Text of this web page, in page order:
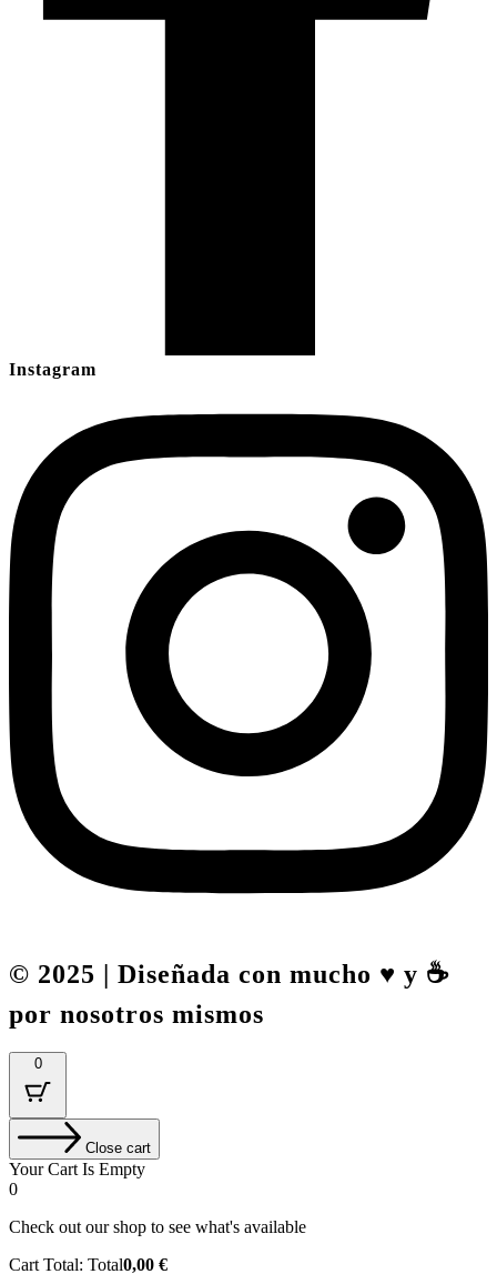
Instagram
© 2025 | Diseñada con mucho ♥️ y ☕
por nosotros mismos
0
Close cart
Your Cart Is Empty
0
Check out our shop to see what's available
Cart Total: Total0,00 €